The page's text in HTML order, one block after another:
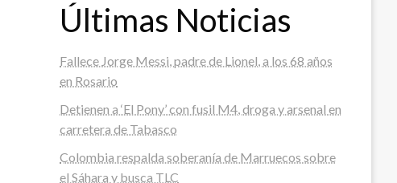
Últimas Noticias
Fallece Jorge Messi, padre de Lionel, a los 68 años
en Rosario
Detienen a ‘El Pony’ con fusil M4, droga y arsenal en
carretera de Tabasco
Colombia respalda soberanía de Marruecos sobre
el Sáhara y busca TLC